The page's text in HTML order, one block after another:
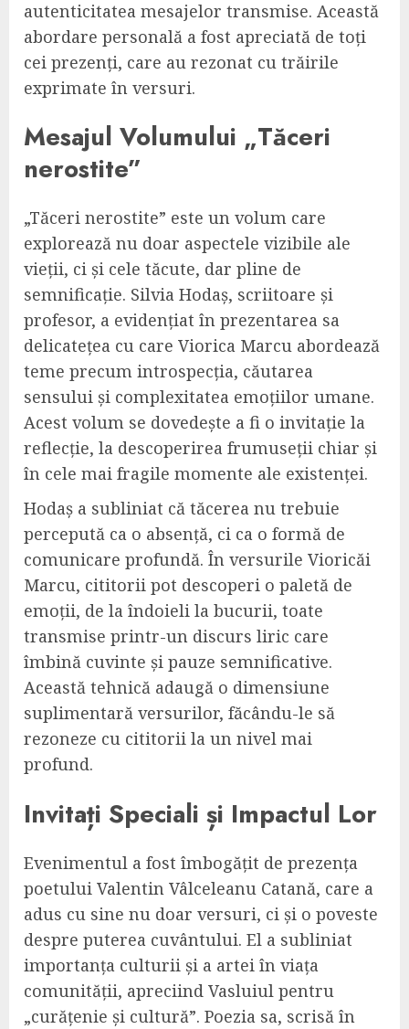
autenticitatea mesajelor transmise. Această
abordare personală a fost apreciată de toți
cei prezenți, care au rezonat cu trăirile
exprimate în versuri.
Mesajul Volumului „Tăceri
nerostite”
„Tăceri nerostite” este un volum care
explorează nu doar aspectele vizibile ale
vieții, ci și cele tăcute, dar pline de
semnificație. Silvia Hodaș, scriitoare și
profesor, a evidențiat în prezentarea sa
delicatețea cu care Viorica Marcu abordează
teme precum introspecția, căutarea
sensului și complexitatea emoțiilor umane.
Acest volum se dovedește a fi o invitație la
reflecție, la descoperirea frumuseții chiar și
în cele mai fragile momente ale existenței.
Hodaș a subliniat că tăcerea nu trebuie
percepută ca o absență, ci ca o formă de
comunicare profundă. În versurile Vioricăi
Marcu, cititorii pot descoperi o paletă de
emoții, de la îndoieli la bucurii, toate
transmise printr-un discurs liric care
îmbină cuvinte și pauze semnificative.
Această tehnică adaugă o dimensiune
suplimentară versurilor, făcându-le să
rezoneze cu cititorii la un nivel mai
profund.
Invitați Speciali și Impactul Lor
Evenimentul a fost îmbogățit de prezența
poetului Valentin Vâlceleanu Catană, care a
adus cu sine nu doar versuri, ci și o poveste
despre puterea cuvântului. El a subliniat
importanța culturii și a artei în viața
comunității, apreciind Vasluiul pentru
„curățenie și cultură”. Poezia sa, scrisă în